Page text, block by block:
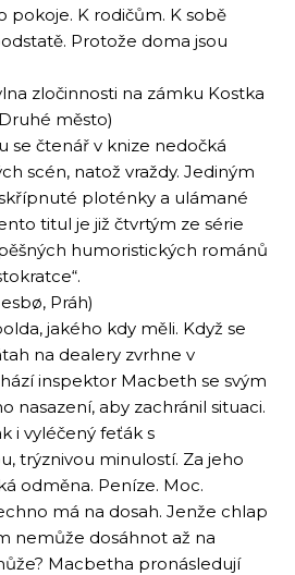
pokoje. K rodičům. K sobě
Protože doma jsou
zločinnosti na zámku Kostka
město)
se čtenář v knize nedočká
scén, natož vraždy. Jediným
ploténky a ulámané
titul je již čtvrtým ze série
humoristických románů
Práh)
jakého kdy měli. Když se
na dealery zvrhne v
inspektor Macbeth se svým
nasazení, aby zachránil situaci.
i vyléčený feťák s
trýznivou minulostí. Za jeho
odměna. Peníze. Moc.
má na dosah. Jenže chlap
nemůže dosáhnot až na
Macbetha pronásledují